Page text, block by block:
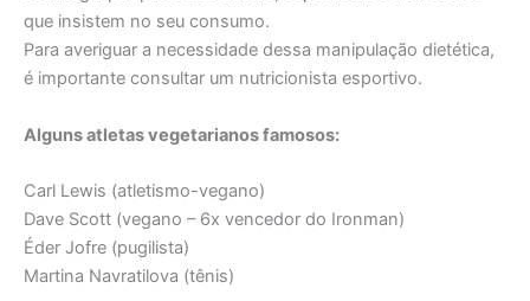
que insistem no seu consumo.
Para averiguar a necessidade dessa manipulação dietética,
é importante consultar um nutricionista esportivo.
Alguns atletas vegetarianos famosos:
Carl Lewis (atletismo-vegano)
Dave Scott (vegano – 6x vencedor do Ironman)
Éder Jofre (pugilista)
Martina Navratilova (tênis)